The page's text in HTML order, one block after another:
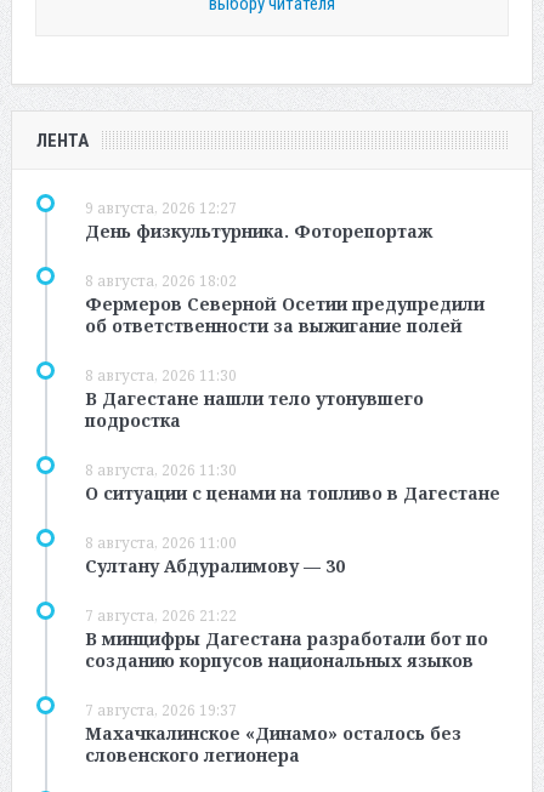
ЛЕНТА
9 августа, 2026 12:27
День физкультурника. Фоторепортаж
8 августа, 2026 18:02
Фермеров Северной Осетии предупредили
об ответственности за выжигание полей
8 августа, 2026 11:30
В Дагестане нашли тело утонувшего
подростка
8 августа, 2026 11:30
О ситуации с ценами на топливо в Дагестане
8 августа, 2026 11:00
Султану Абдуралимову — 30
7 августа, 2026 21:22
В минцифры Дагестана разработали бот по
созданию корпусов национальных языков
7 августа, 2026 19:37
Махачкалинское «Динамо» осталось без
словенского легионера